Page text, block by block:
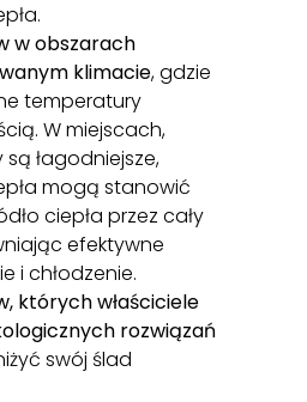
w obszarach
klimacie, gdzie
temperatury
W miejscach,
łagodniejsze,
mogą stanowić
ciepła przez cały
efektywne
i chłodzenie.
których właściciele
rozwiązań
swój ślad